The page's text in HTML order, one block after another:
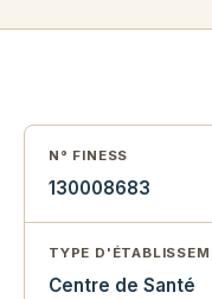
N° FINESS
130008683
TYPE
Centre de Santé